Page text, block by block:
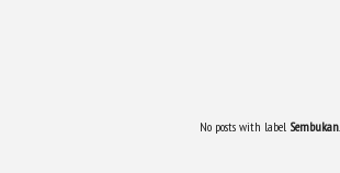
No posts with label Sembukan